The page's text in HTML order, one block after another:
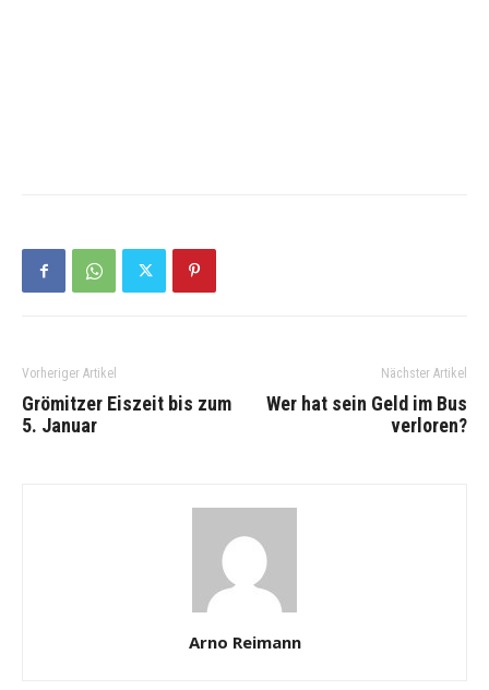
Vorheriger Artikel
Grömitzer Eiszeit bis zum
5. Januar
Nächster Artikel
Wer hat sein Geld im Bus
verloren?
Arno Reimann